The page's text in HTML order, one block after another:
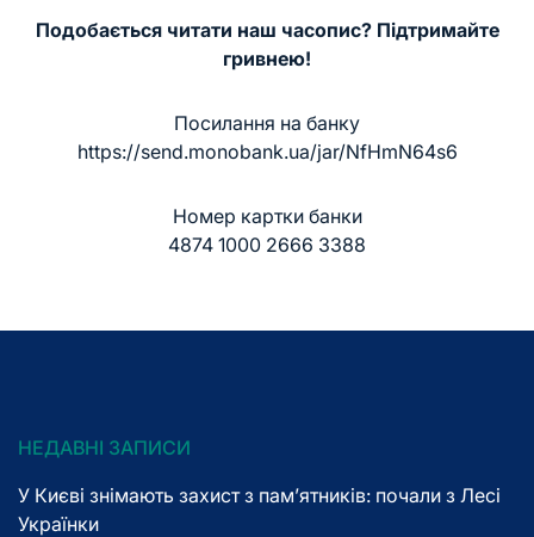
Подобається читати наш часопис? Підтримайте
гривнею!
Посилання на банку
https://send.monobank.ua/jar/NfHmN64s6
Номер картки банки
4874 1000 2666 3388
НЕДАВНІ ЗАПИСИ
У Києві знімають захист з пам’ятників: почали з Лесі
Українки